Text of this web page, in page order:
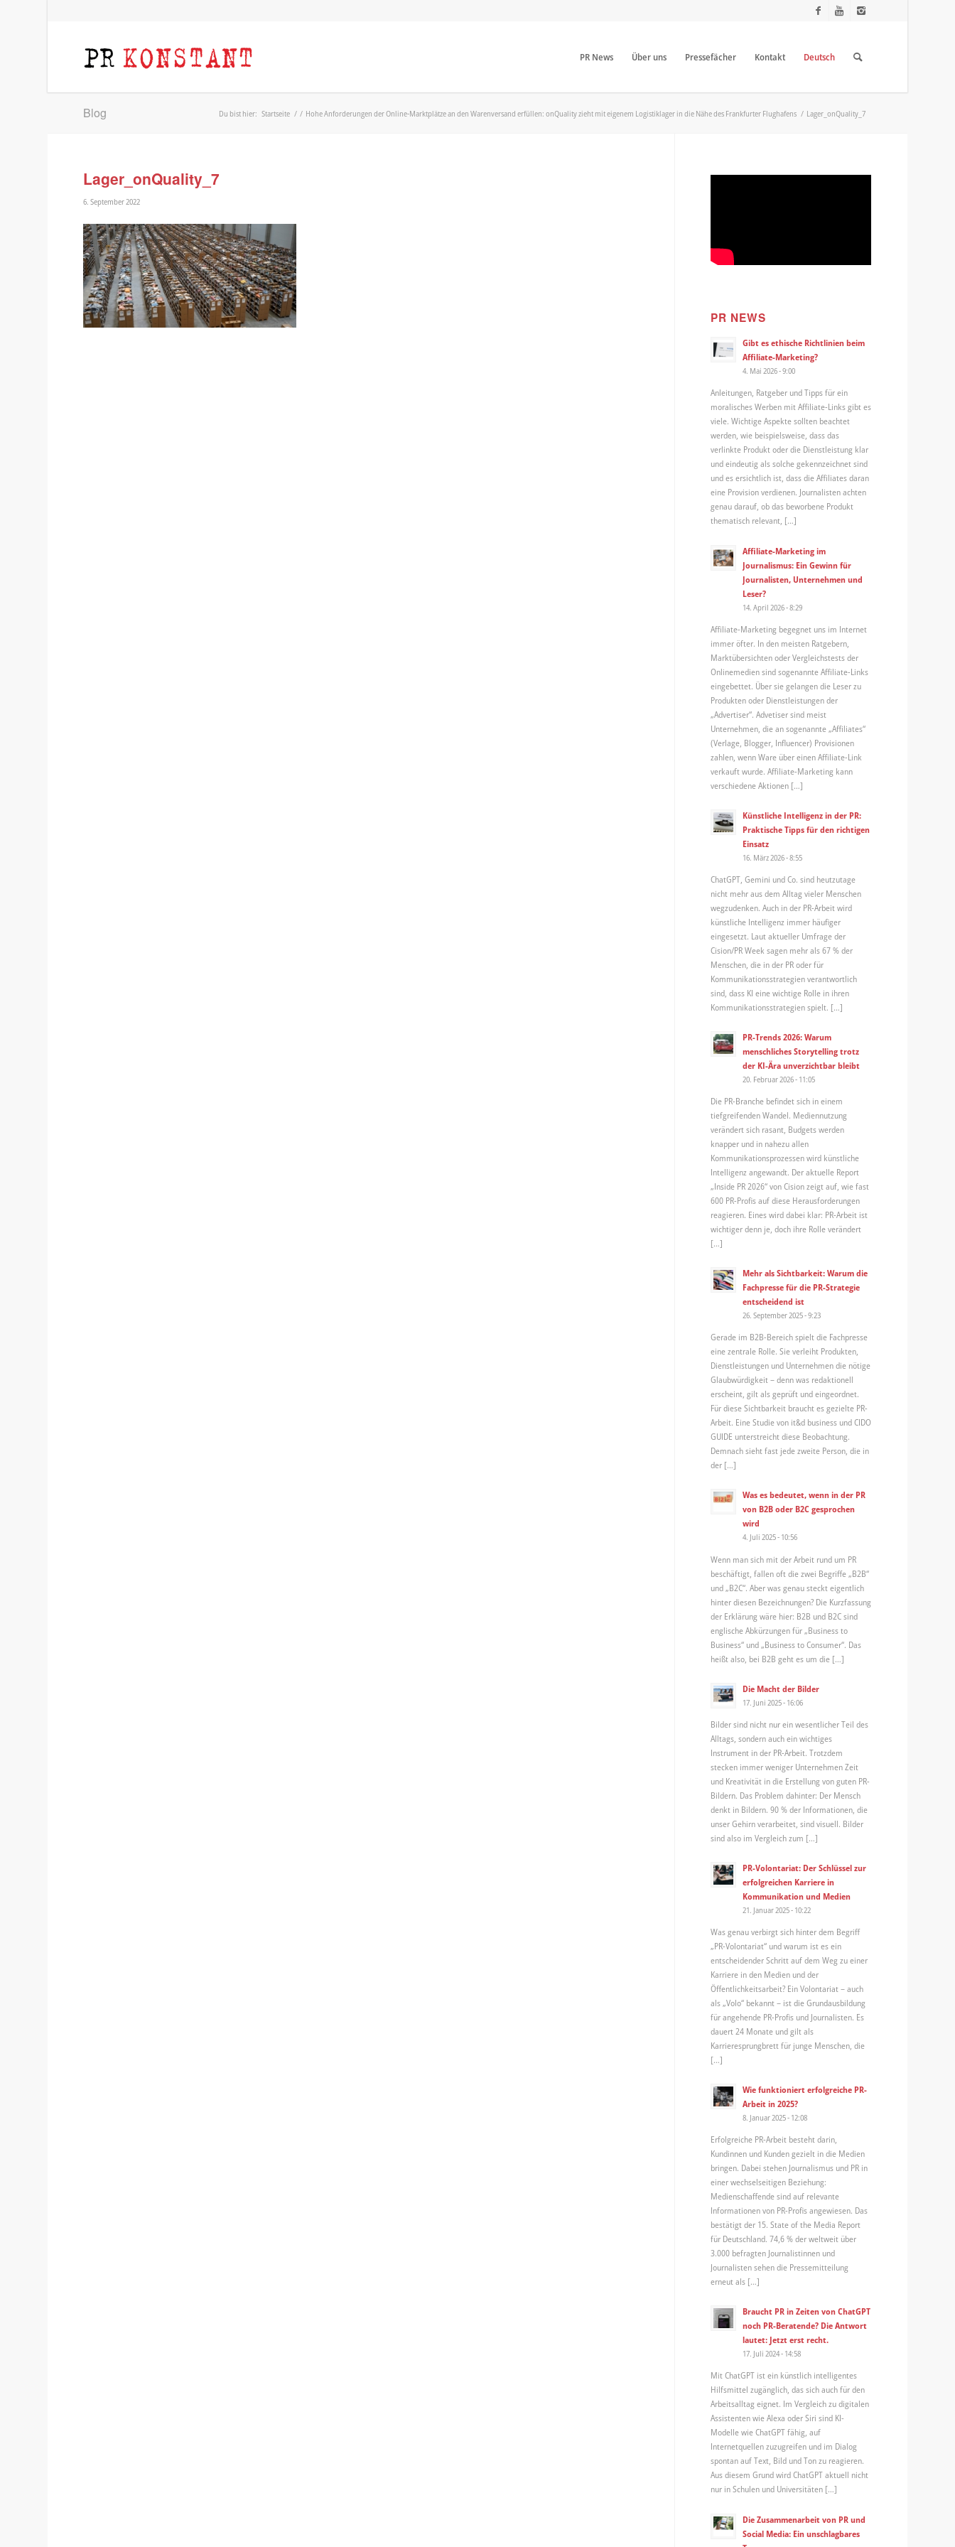
PR News Über uns Pressefächer Kontakt Deutsch
Blog Du bist hier: Startseite / / Hohe Anforderungen der Online-Marktplätze an den Warenversand erfüllen: onQuality zieht mit eigenem Logistiklager in die Nähe des Frankfurter Flughafens / Lager_onQuality_7
Lager_onQuality_7
6. September 2022
PR NEWS
Gibt es ethische Richtlinien beim
Affiliate-Marketing?
4. Mai 2026 - 9:00
Anleitungen, Ratgeber und Tipps für ein
moralisches Werben mit Affiliate-Links gibt es
viele. Wichtige Aspekte sollten beachtet
werden, wie beispielsweise, dass das
verlinkte Produkt oder die Dienstleistung klar
und eindeutig als solche gekennzeichnet sind
und es ersichtlich ist, dass die Affiliates daran
eine Provision verdienen. Journalisten achten
genau darauf, ob das beworbene Produkt
thematisch relevant, […]
Affiliate-Marketing im
Journalismus: Ein Gewinn für
Journalisten, Unternehmen und
Leser?
14. April 2026 - 8:29
Affiliate-Marketing begegnet uns im Internet
immer öfter. In den meisten Ratgebern,
Marktübersichten oder Vergleichstests der
Onlinemedien sind sogenannte Affiliate-Links
eingebettet. Über sie gelangen die Leser zu
Produkten oder Dienstleistungen der
„Advertiser“. Advetiser sind meist
Unternehmen, die an sogenannte „Affiliates“
(Verlage, Blogger, Influencer) Provisionen
zahlen, wenn Ware über einen Affiliate-Link
verkauft wurde. Affiliate-Marketing kann
verschiedene Aktionen […]
Künstliche Intelligenz in der PR:
Praktische Tipps für den richtigen
Einsatz
16. März 2026 - 8:55
ChatGPT, Gemini und Co. sind heutzutage
nicht mehr aus dem Alltag vieler Menschen
wegzudenken. Auch in der PR-Arbeit wird
künstliche Intelligenz immer häufiger
eingesetzt. Laut aktueller Umfrage der
Cision/PR Week sagen mehr als 67 % der
Menschen, die in der PR oder für
Kommunikationsstrategien verantwortlich
sind, dass KI eine wichtige Rolle in ihren
Kommunikationsstrategien spielt. […]
PR-Trends 2026: Warum
menschliches Storytelling trotz
der KI-Ära unverzichtbar bleibt
20. Februar 2026 - 11:05
Die PR-Branche befindet sich in einem
tiefgreifenden Wandel. Mediennutzung
verändert sich rasant, Budgets werden
knapper und in nahezu allen
Kommunikationsprozessen wird künstliche
Intelligenz angewandt. Der aktuelle Report
„Inside PR 2026“ von Cision zeigt auf, wie fast
600 PR-Profis auf diese Herausforderungen
reagieren. Eines wird dabei klar: PR-Arbeit ist
wichtiger denn je, doch ihre Rolle verändert
[…]
Mehr als Sichtbarkeit: Warum die
Fachpresse für die PR-Strategie
entscheidend ist
26. September 2025 - 9:23
Gerade im B2B-Bereich spielt die Fachpresse
eine zentrale Rolle. Sie verleiht Produkten,
Dienstleistungen und Unternehmen die nötige
Glaubwürdigkeit – denn was redaktionell
erscheint, gilt als geprüft und eingeordnet.
Für diese Sichtbarkeit braucht es gezielte PR-
Arbeit. Eine Studie von it&d business und CIDO
GUIDE unterstreicht diese Beobachtung.
Demnach sieht fast jede zweite Person, die in
der […]
Was es bedeutet, wenn in der PR
von B2B oder B2C gesprochen
wird
4. Juli 2025 - 10:56
Wenn man sich mit der Arbeit rund um PR
beschäftigt, fallen oft die zwei Begriffe „B2B“
und „B2C“. Aber was genau steckt eigentlich
hinter diesen Bezeichnungen? Die Kurzfassung
der Erklärung wäre hier: B2B und B2C sind
englische Abkürzungen für „Business to
Business“ und „Business to Consumer“. Das
heißt also, bei B2B geht es um die […]
Die Macht der Bilder
17. Juni 2025 - 16:06
Bilder sind nicht nur ein wesentlicher Teil des
Alltags, sondern auch ein wichtiges
Instrument in der PR-Arbeit. Trotzdem
stecken immer weniger Unternehmen Zeit
und Kreativität in die Erstellung von guten PR-
Bildern. Das Problem dahinter: Der Mensch
denkt in Bildern. 90 % der Informationen, die
unser Gehirn verarbeitet, sind visuell. Bilder
sind also im Vergleich zum […]
PR-Volontariat: Der Schlüssel zur
erfolgreichen Karriere in
Kommunikation und Medien
21. Januar 2025 - 10:22
Was genau verbirgt sich hinter dem Begriff
„PR-Volontariat“ und warum ist es ein
entscheidender Schritt auf dem Weg zu einer
Karriere in den Medien und der
Öffentlichkeitsarbeit? Ein Volontariat – auch
als „Volo“ bekannt – ist die Grundausbildung
für angehende PR-Profis und Journalisten. Es
dauert 24 Monate und gilt als
Karrieresprungbrett für junge Menschen, die
[…]
Wie funktioniert erfolgreiche PR-
Arbeit in 2025?
8. Januar 2025 - 12:08
Erfolgreiche PR-Arbeit besteht darin,
Kundinnen und Kunden gezielt in die Medien
bringen. Dabei stehen Journalismus und PR in
einer wechselseitigen Beziehung:
Medienschaffende sind auf relevante
Informationen von PR-Profis angewiesen. Das
bestätigt der 15. State of the Media Report
für Deutschland. 74,6 % der weltweit über
3.000 befragten Journalistinnen und
Journalisten sehen die Pressemitteilung
erneut als […]
Braucht PR in Zeiten von ChatGPT
noch PR-Beratende? Die Antwort
lautet: Jetzt erst recht.
17. Juli 2024 - 14:58
Mit ChatGPT ist ein künstlich intelligentes
Hilfsmittel zugänglich, das sich auch für den
Arbeitsalltag eignet. Im Vergleich zu digitalen
Assistenten wie Alexa oder Siri sind KI-
Modelle wie ChatGPT fähig, auf
Internetquellen zuzugreifen und im Dialog
spontan auf Text, Bild und Ton zu reagieren.
Aus diesem Grund wird ChatGPT aktuell nicht
nur in Schulen und Universitäten […]
Die Zusammenarbeit von PR und
Social Media: Ein unschlagbares